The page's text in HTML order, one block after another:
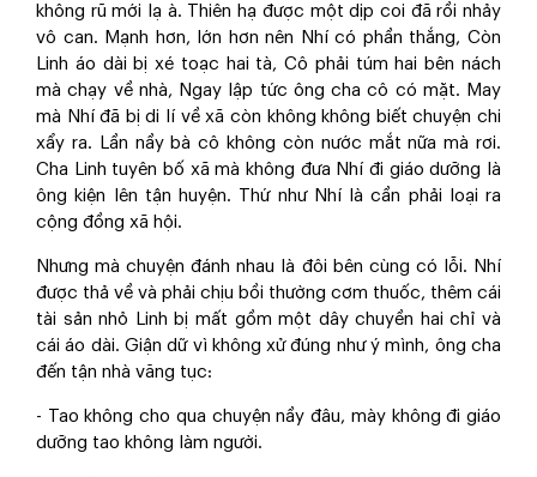
không rũ mới lạ à. Thiên hạ được một dịp coi đã rồi nhảy
vô can. Mạnh hơn, lớn hơn nên Nhí có phần thắng, Còn
Linh áo dài bị xé toạc hai tà, Cô phải túm hai bên nách
mà chạy về nhà, Ngay lập tức ông cha cô có mặt. May
mà Nhí đã bị di lí về xã còn không không biết chuyện chi
xẩy ra. Lần nầy bà cô không còn nước mắt nữa mà rơi.
Cha Linh tuyên bố xã mà không đưa Nhí đi giáo dưỡng là
ông kiện lên tận huyện. Thứ như Nhí là cần phải loại ra
cộng đồng xã hội.
Nhưng mà chuyện đánh nhau là đôi bên cùng có lỗi. Nhí
được thả về và phải chịu bồi thường cơm thuốc, thêm cái
tài sản nhỏ Linh bị mất gồm một dây chuyền hai chỉ và
cái áo dài. Giận dữ vì không xử đúng như ý mình, ông cha
đến tận nhà văng tục:
- Tao không cho qua chuyện nầy đâu, mày không đi giáo
dưỡng tao không làm người.